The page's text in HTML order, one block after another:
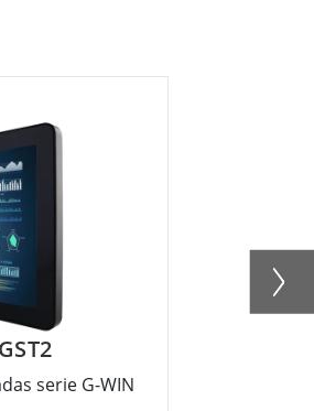
serie G-WIN